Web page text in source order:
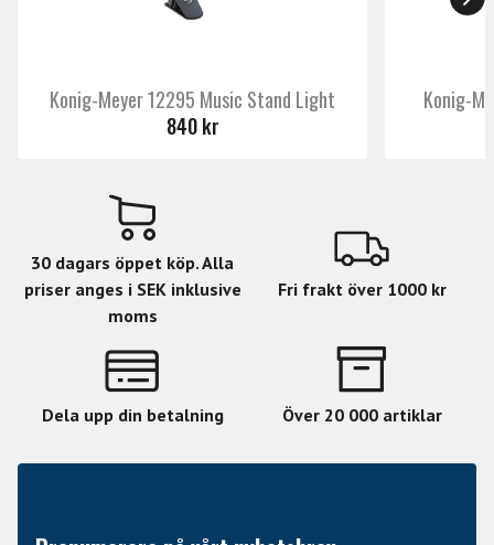
Konig-Meyer 12295 Music Stand Light
840 kr
Konig-
30 dagars öppet köp. Alla
priser anges i SEK inklusive
moms
Fri frakt över 1000 kr
Dela upp din betalning Över 20 000 artiklar